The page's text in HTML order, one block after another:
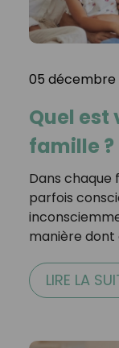
05 décembre
Quel est
famille ?
Dans chaque
parfois
manière dont
LIRE LA